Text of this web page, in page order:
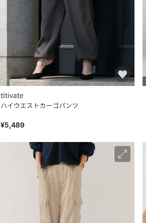
titivate
ハイウエストカーゴパンツ
¥5,489